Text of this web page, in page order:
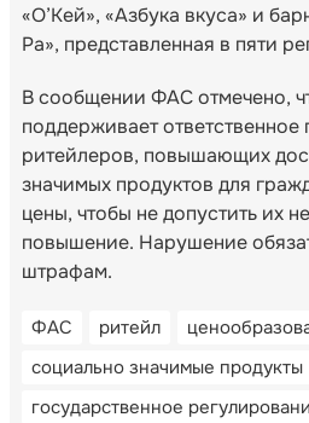
«О’Кей», «Азбука вкуса» и
Ра», представленная в пяти
В сообщении ФАС отмечено,
поддерживает ответственное
ритейлеров, повышающих
значимых продуктов для
цены, чтобы не допустить их
повышение. Нарушение
штрафам.
ФАС ритейл
социально значимые продукты
государственное